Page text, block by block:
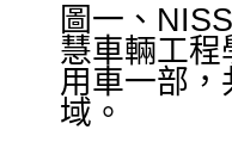
圖一、
慧車輛工
用車一部
域。